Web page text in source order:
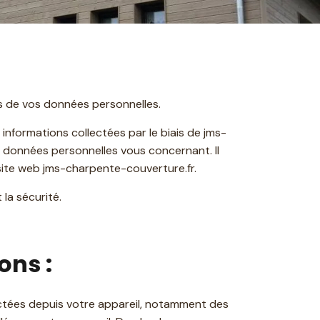
vos données personnelles.
collectées par le biais de jms-
personnelles vous concernant. Il
web jms-charpente-couverture.fr.
la sécurité.
:
depuis votre appareil, notamment des